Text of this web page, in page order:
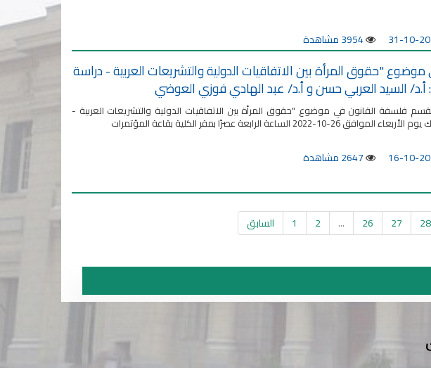
3954 مشاهدة
"حقوق المرأة بين الاتفاقيات الدولية والتشريعات العربية - دراسة
السيد العربي حسن و أ.د/ عبد الهادي فوزي العوضي
فلسفة القانون في موضوع "حقوق المرأة بين الاتفاقيات الدولية والتشريعات العربية -
عصرًا بمقر الكلية بقاعة المؤتمرات
2647 مشاهدة
السابق 1 2 ... 26 27 28